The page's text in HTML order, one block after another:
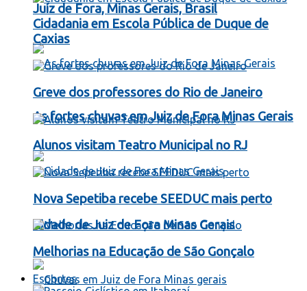
Juíz de Fora, Minas Gerais, Brasil
As fortes chuvas em Juiz de Fora Minas Gerais
Cidade de Juiz de Fora Minas Gerais
Cidadania em Escola Pública de Duque de
Caxias
Greve dos professores do Rio de Janeiro
Alunos visitam Teatro Municipal no RJ
Nova Sepetiba recebe SEEDUC mais perto
Melhorias na Educação de São Gonçalo
Esportes